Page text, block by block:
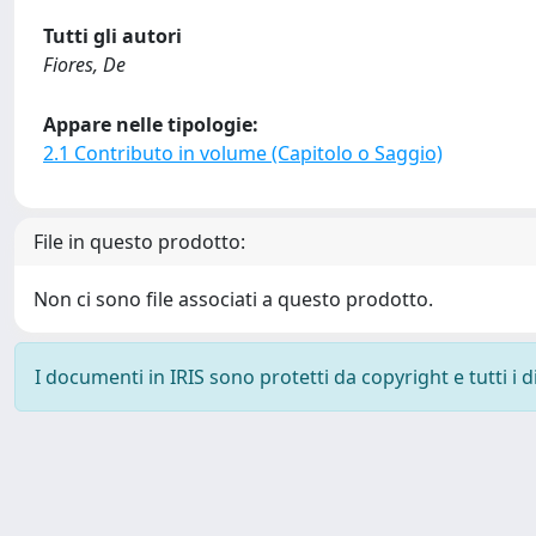
Tutti gli autori
Fiores, De
Appare nelle tipologie:
2.1 Contributo in volume (Capitolo o Saggio)
File in questo prodotto:
Non ci sono file associati a questo prodotto.
I documenti in IRIS sono protetti da copyright e tutti i